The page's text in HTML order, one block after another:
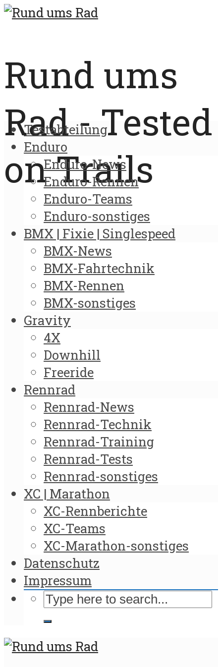
Rund ums
Rad - Tested
on Trails
Testabteilung
Enduro
Enduro-News
Enduro-Rennen
Enduro-Teams
Enduro-sonstiges
BMX | Fixie | Singlespeed
BMX-News
BMX-Fahrtechnik
BMX-Rennen
BMX-sonstiges
Gravity
4X
Downhill
Freeride
Rennrad
Rennrad-News
Rennrad-Technik
Rennrad-Training
Rennrad-Tests
Rennrad-sonstiges
XC | Marathon
XC-Rennberichte
XC-Teams
XC-Marathon-sonstiges
Datenschutz
Impressum